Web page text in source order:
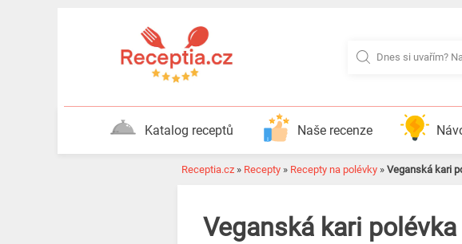
Katalog receptů Naše recenze
Receptia.cz » Recepty » Recepty na polévky » Veganská kari
Veganská kari